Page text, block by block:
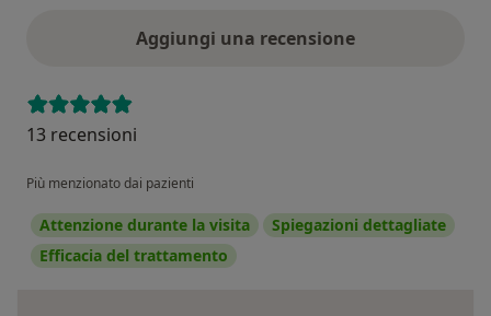
Aggiungi una recensione
13 recensioni
Più menzionato dai pazienti
Attenzione durante la visita
Spiegazioni dettagliate
Efficacia del trattamento